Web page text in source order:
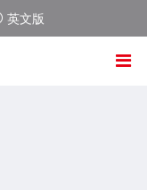
英文版